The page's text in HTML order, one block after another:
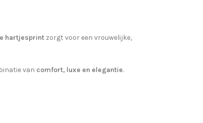
hartjesprint zorgt voor een vrouwelijke,
van comfort, luxe en elegantie.